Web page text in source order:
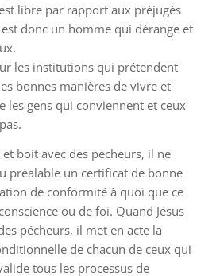
libre par rapport aux préjugés
donc un homme qui dérange et
les institutions qui prétendent
bonnes manières de vivre et
les gens qui conviennent et ceux
et boit avec des pécheurs, il ne
préalable un certificat de bonne
de conformité à quoi que ce
ou de foi. Quand Jésus
pécheurs, il met en acte la
de chacun de ceux qui
tous les processus de